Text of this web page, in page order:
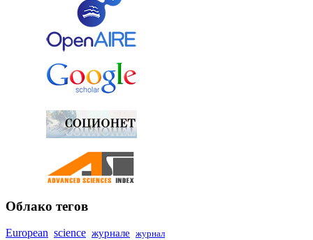
Облако тегов
European science журнале журнал